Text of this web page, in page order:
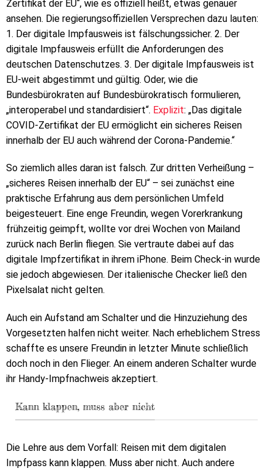
Zertifikat der EU“, wie es offiziell heißt, etwas genauer
ansehen. Die regierungsoffiziellen Versprechen dazu lauten:
1. Der digitale Impfausweis ist fälschungssicher. 2. Der
digitale Impfausweis erfüllt die Anforderungen des
deutschen Datenschutzes. 3. Der digitale Impfausweis ist
EU-weit abgestimmt und gültig. Oder, wie die
Bundesbürokraten auf Bundesbürokratisch formulieren,
„interoperabel und standardisiert“. Explizit: „Das digitale
COVID-Zertifikat der EU ermöglicht ein sicheres Reisen
innerhalb der EU auch während der Corona-Pandemie.“
So ziemlich alles daran ist falsch. Zur dritten Verheißung –
„sicheres Reisen innerhalb der EU“ – sei zunächst eine
praktische Erfahrung aus dem persönlichen Umfeld
beigesteuert. Eine enge Freundin, wegen Vorerkrankung
frühzeitig geimpft, wollte vor drei Wochen von Mailand
zurück nach Berlin fliegen. Sie vertraute dabei auf das
digitale Impfzertifikat in ihrem iPhone. Beim Check-in wurde
sie jedoch abgewiesen. Der italienische Checker ließ den
Pixelsalat nicht gelten.
Auch ein Aufstand am Schalter und die Hinzuziehung des
Vorgesetzten halfen nicht weiter. Nach erheblichem Stress
schaffte es unsere Freundin in letzter Minute schließlich
doch noch in den Flieger. An einem anderen Schalter wurde
ihr Handy-Impfnachweis akzeptiert.
Kann klappen, muss aber nicht
Die Lehre aus dem Vorfall: Reisen mit dem digitalen
Impfpass kann klappen. Muss aber nicht. Auch andere